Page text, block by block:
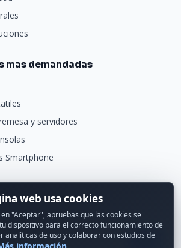
mas demandadas
y servidores
Smartphone
y novedades.
web usa cookies
"Aceptar", apruebas que las cookies se
dispositivo para el correcto funcionamiento de
analíticas de uso y colaborar con estudios de